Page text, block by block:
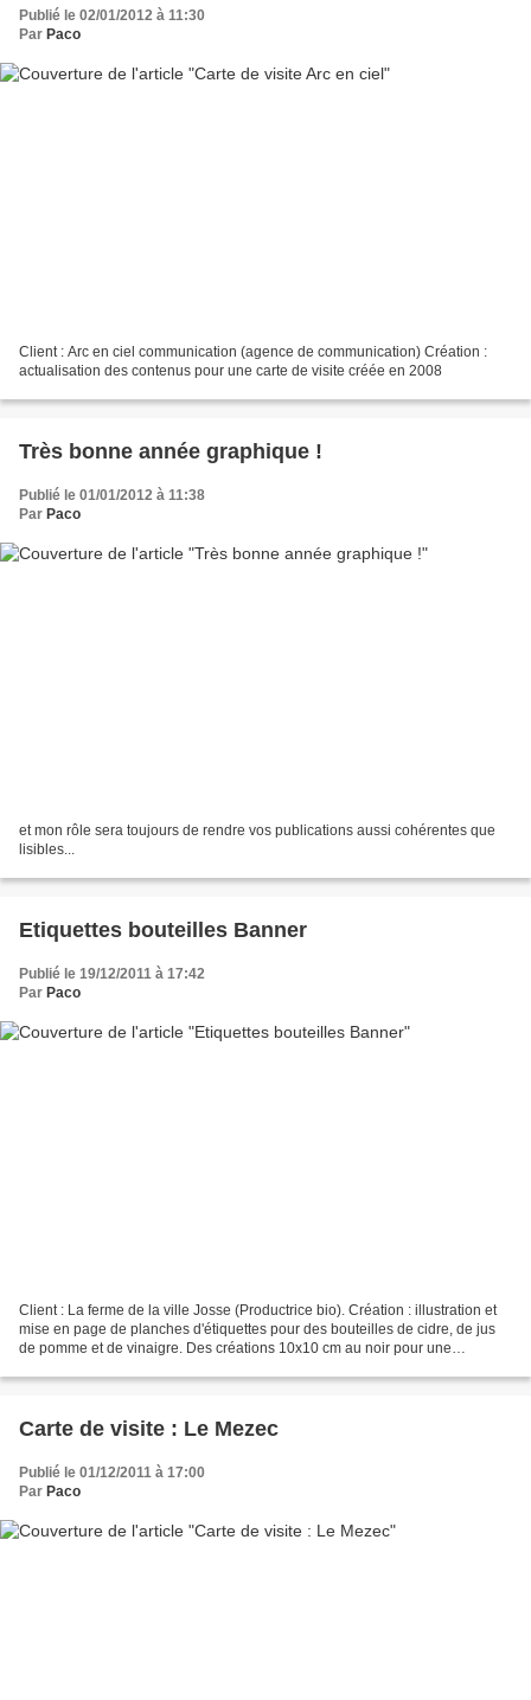
Publié le 02/01/2012 à 11:30
Par Paco
Client : Arc en ciel communication (agence de communication) Création :
actualisation des contenus pour une carte de visite créée en 2008
Très bonne année graphique !
Publié le 01/01/2012 à 11:38
Par Paco
et mon rôle sera toujours de rendre vos publications aussi cohérentes que
lisibles...
Etiquettes bouteilles Banner
Publié le 19/12/2011 à 17:42
Par Paco
Client : La ferme de la ville Josse (Productrice bio). Création : illustration et
mise en page de planches d'étiquettes pour des bouteilles de cidre, de jus
de pomme et de vinaigre. Des créations 10x10 cm au noir pour une
Carte de visite : Le Mezec
Publié le 01/12/2011 à 17:00
Par Paco